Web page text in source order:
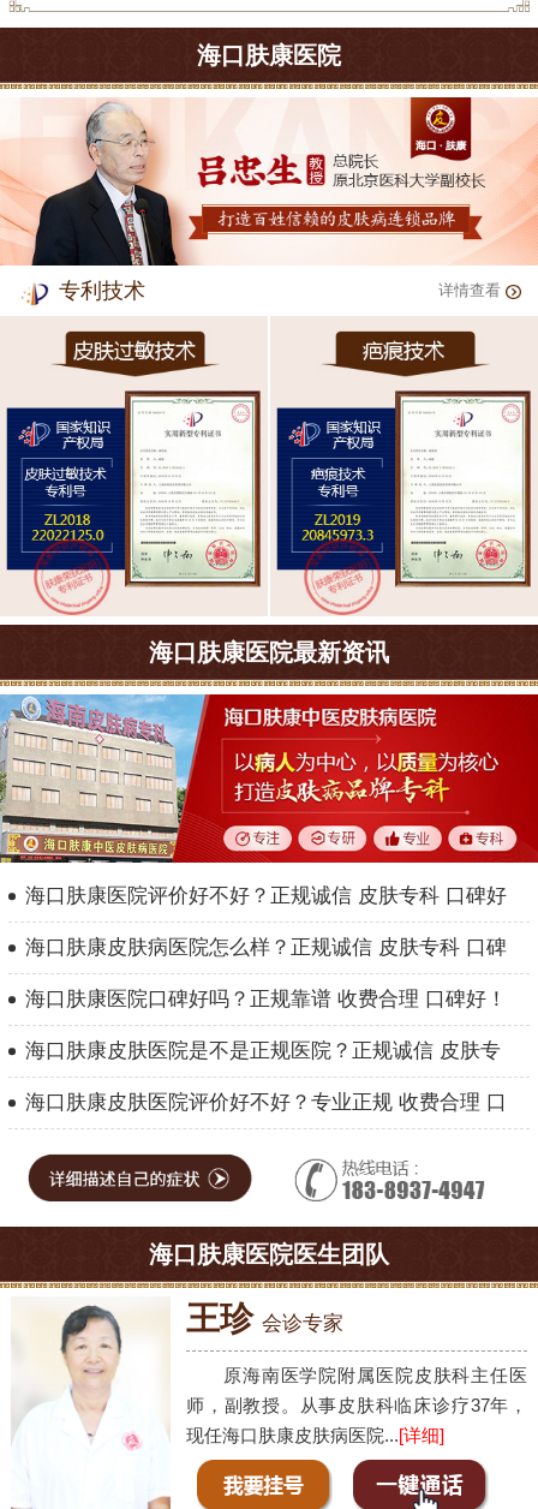
海口肤康医院
专利技术 详情查看
海口肤康医院最新资讯
海口肤康医院评价好不好？正规诚信 皮肤专科 口碑好
海口肤康皮肤病医院怎么样？正规诚信 皮肤专科 口碑
海口肤康医院口碑好吗？正规靠谱 收费合理 口碑好！
海口肤康皮肤医院是不是正规医院？正规诚信 皮肤专
海口肤康皮肤医院评价好不好？专业正规 收费合理 口
海口肤康医院医生团队
王珍 会诊专家
原海南医学院附属医院皮肤科主任医
师，副教授。从事皮肤科临床诊疗37年，
现任海口肤康皮肤病医院...[详细]